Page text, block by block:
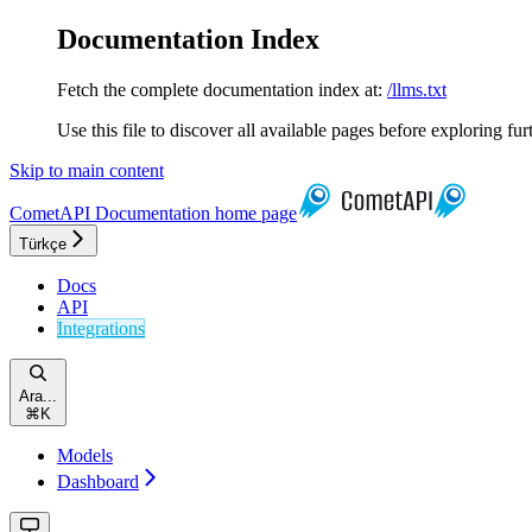
Documentation Index
Fetch the complete documentation index at: /llms.txt
Use this file to discover all available pages before exploring
Skip to main content
CometAPI Documentation home page
Türkçe
Docs
API
Integrations
Ara...
⌘ K
Models
Dashboard